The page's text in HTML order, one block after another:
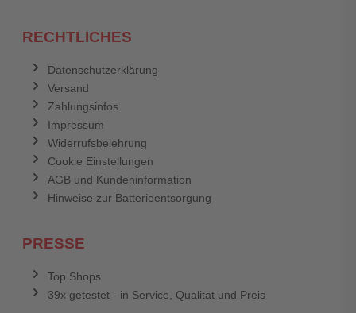
RECHTLICHES
Datenschutzerklärung
Versand
Zahlungsinfos
Impressum
Widerrufsbelehrung
Cookie Einstellungen
AGB und Kundeninformation
Hinweise zur Batterieentsorgung
PRESSE
Top Shops
39x getestet - in Service, Qualität und Preis